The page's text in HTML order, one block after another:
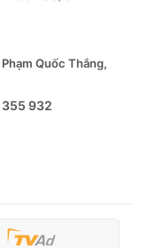
Quốc Thắng,
932